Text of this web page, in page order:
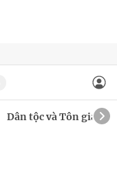
Dân tộc và Tôn giáo